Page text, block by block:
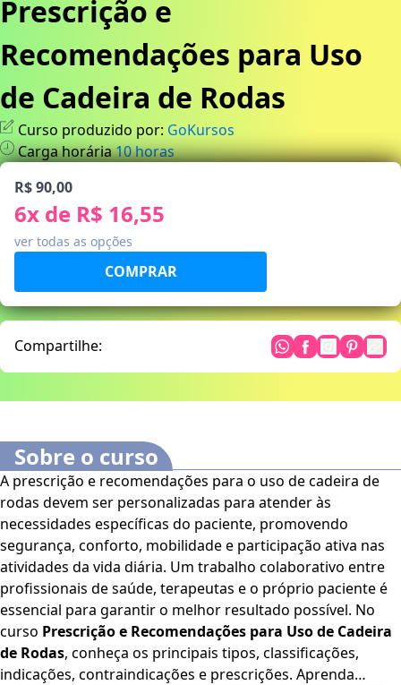
Prescrição e
Recomendações para Uso
de Cadeira de Rodas
Curso produzido por: GoKursos
Carga horária10horas
R$ 90,00
6x de R$ 16,55
ver todas as opções
Compartilhe:
Sobre o curso
A prescrição e recomendações para o uso de cadeira de
rodas devem ser personalizadas para atender às
necessidades específicas do paciente, promovendo
segurança, conforto, mobilidade e participação ativa nas
atividades da vida diária. Um trabalho colaborativo entre
profissionais de saúde, terapeutas e o próprio paciente é
essencial para garantir o melhor resultado possível. No
curso Prescrição e Recomendações para Uso de Cadeira
de Rodas, conheça os principais tipos, classificações,
indicações, contraindicações e prescrições. Aprenda